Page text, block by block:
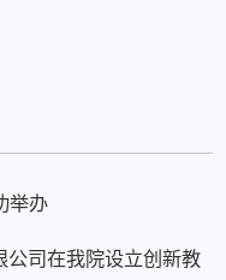
举办
公司在我院设立创新教